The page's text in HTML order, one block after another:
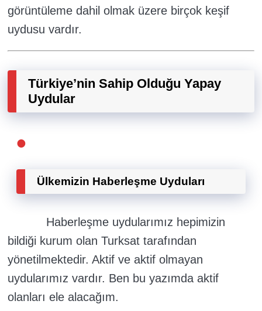
görüntüleme dahil olmak üzere birçok keşif
uydusu vardır.
Türkiye’nin Sahip Olduğu Yapay
Uydular
Ülkemizin Haberleşme Uyduları
Haberleşme uydularımız hepimizin
bildiği kurum olan Turksat tarafından
yönetilmektedir. Aktif ve aktif olmayan
uydularımız vardır. Ben bu yazımda aktif
olanları ele alacağım.